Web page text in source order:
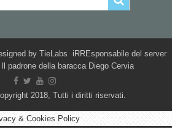
by TieLabs iRREsponsabile del server
padrone della baracca Diego Cervia
2018, Tutti i diritti riservati.
& Cookies Policy